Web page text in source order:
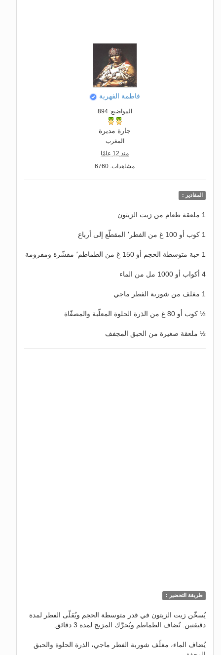
فاطمة الفهرية
المواضيع: 894
جارة مديرة
المغرب
منذ 12 عامًا
مشاهدات: 6760
المقادير :
1 ملعقة طعام من زيت الزيتون
1 كوب أو 100 غ من الفطر٬ المقطّع إلى أرباع
1 حبة متوسطة الحجم أو 150 غ من الطماطم٬ مقشّرة ومفرومة
4 أكواب أو 1000 مل من الماء
1 مغلف من شوربة الفطر ماجي
½ كوب أو 80 غ من الذرة الحلوة المعلّبة والمصفّاة
½ ملعقة صغيرة من الحبق المجفف
طريقة التحضير :
يُسخّن زيت الزيتون في قدر متوسطة الحجم ويُقلّى الفطر لمدة
دقيقتين. تُضاف الطماطم ويُحرَّك المزيج لمدة 3 دقائق.
يُضاف الماء، مغلّف شوربة الفطر ماجي، الذرة الحلوة والحبق